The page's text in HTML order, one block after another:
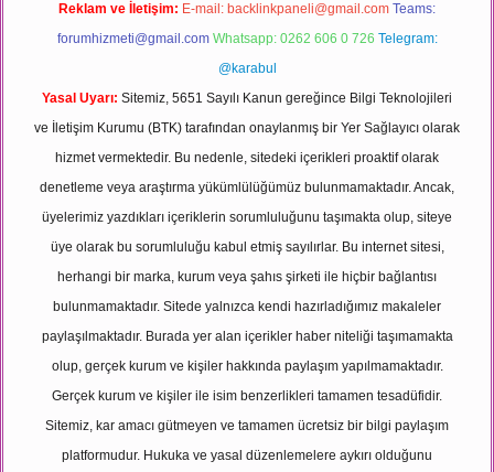
Reklam ve İletişim: E-mail: backlinkpaneli@gmail.com Teams:
forumhizmeti@gmail.com Whatsapp: 0262 606 0 726 Telegram:
@karabul
Yasal Uyarı: Sitemiz, 5651 Sayılı Kanun gereğince Bilgi Teknolojileri
ve İletişim Kurumu (BTK) tarafından onaylanmış bir Yer Sağlayıcı olarak
hizmet vermektedir. Bu nedenle, sitedeki içerikleri proaktif olarak
denetleme veya araştırma yükümlülüğümüz bulunmamaktadır. Ancak,
üyelerimiz yazdıkları içeriklerin sorumluluğunu taşımakta olup, siteye
üye olarak bu sorumluluğu kabul etmiş sayılırlar. Bu internet sitesi,
herhangi bir marka, kurum veya şahıs şirketi ile hiçbir bağlantısı
bulunmamaktadır. Sitede yalnızca kendi hazırladığımız makaleler
paylaşılmaktadır. Burada yer alan içerikler haber niteliği taşımamakta
olup, gerçek kurum ve kişiler hakkında paylaşım yapılmamaktadır.
Gerçek kurum ve kişiler ile isim benzerlikleri tamamen tesadüfidir.
Sitemiz, kar amacı gütmeyen ve tamamen ücretsiz bir bilgi paylaşım
platformudur. Hukuka ve yasal düzenlemelere aykırı olduğunu